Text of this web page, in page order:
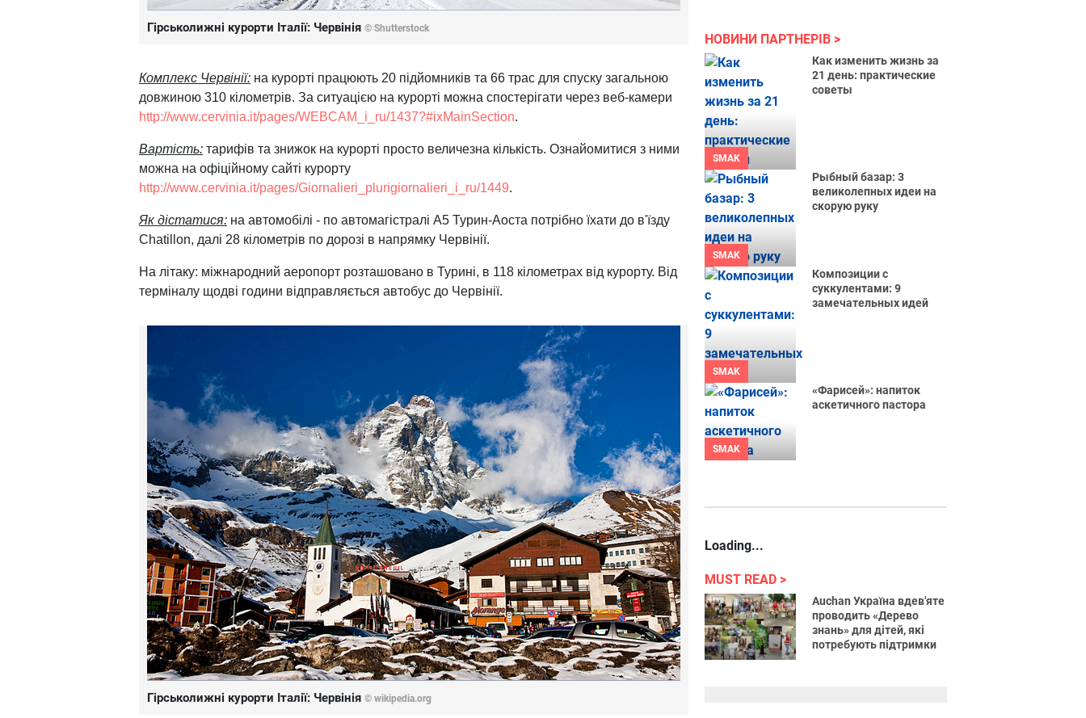
Гірськолижні курорти Італії: Червінія © Shutterstock
Комплекс Червінії: на курорті працюють 20 підйомників та 66 трас для спуску загальною
довжиною 310 кілометрів. За ситуацією на курорті можна спостерігати через веб-камери
http://www.cervinia.it/pages/WEBCAM_i_ru/1437?#ixMainSection.
Вартість: тарифів та знижок на курорті просто величезна кількість. Ознайомитися з ними
можна на офіційному сайті курорту
http://www.cervinia.it/pages/Giornalieri_plurigiornalieri_i_ru/1449.
Як дістатися: на автомобілі - по автомагістралі А5 Турин-Аоста потрібно їхати до в'їзду
Chatillon, далі 28 кілометрів по дорозі в напрямку Червінії.
На літаку: міжнародний аеропорт розташовано в Турині, в 118 кілометрах від курорту. Від
терміналу щодві години відправляється автобус до Червінії.
Гірськолижні курорти Італії: Червінія © wikipedia.org
НОВИНИ ПАРТНЕРІВ
SMAK
Как изменить жизнь за
21 день: практические
советы
SMAK
Рыбный базар: 3
великолепных идеи на
скорую руку
SMAK
Композиции с
суккулентами: 9
замечательных идей
SMAK
«Фарисей»: напиток
аскетичного пастора
Loading...
MUST READ
Auchan Україна вдев'яте
проводить «Дерево
знань» для дітей, які
потребують підтримки